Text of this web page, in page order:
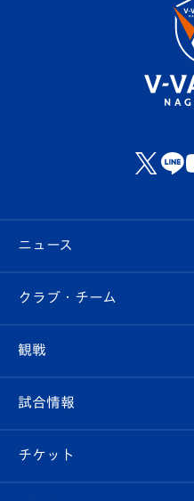
ニュース
すべて
クラブ
試合情報
クラブ・チーム
クラブ概要
エンブレム紹介
観戦
観戦ルール
はじめての観戦ガイド
試合情報
試合日程/結果
チケット